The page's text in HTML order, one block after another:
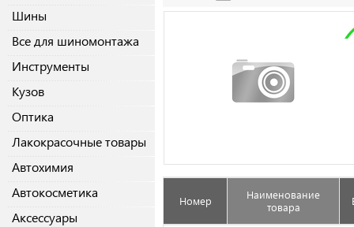
Шины
Все для шиномонтажа
Инструменты
Кузов
Оптика
Лакокрасочные товары
Автохимия
Автокосметика
Аксессуары
Номер
Наименование
товара